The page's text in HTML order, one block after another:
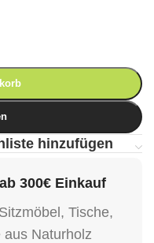
hinzufügen
300€ Einkauf
Tische,
Naturholz